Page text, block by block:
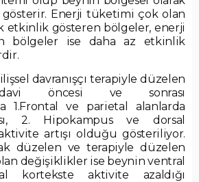
Enerji tüketimi çok olan
etkinlik gösteren bölgeler, enerji
bölgeler ise daha az etkinlik
davranışçı terapiyle düzelen
öncesi ve sonrası
1.Frontal ve parietal alanlarda
2. Hipokampus ve dorsal
artışı olduğu gösteriliyor.
düzelen ve terapiyle düzelen
değişiklikler ise beynin ventral
kortekste aktivite azaldığı